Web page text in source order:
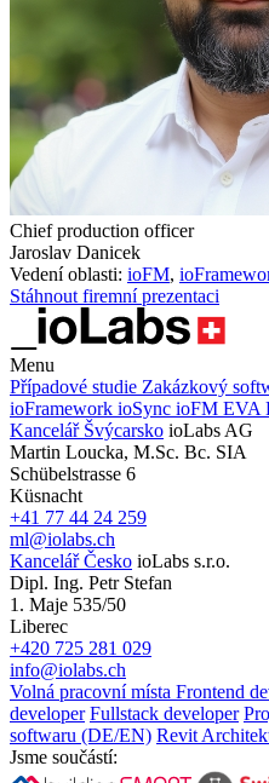
Chief production officer
Jaroslav Danicek
Vedení oblasti: ioFM,
Stáhnout firemní prezentaci
Menu
Případové studie Zakázkový
ioFramework ioSync ioFM EVA
Kancelář Švýcarsko ioLabs AG
Martin Loucka, M.Sc. Bc. SIA
Schübelstrasse 6
Küsnacht
+41 77 44 24 259
ml@iolabs.ch
Kancelář Česko ioLabs s.r.o.
Dipl. Ing. Petr Stefan
1. Maje 535/50
Liberec
+420 725 281 029
info@iolabs.ch
Volná pracovní místa Frontend
developer Fullstack developer
softwaru (DE/EN) Revit
Jsme součástí: